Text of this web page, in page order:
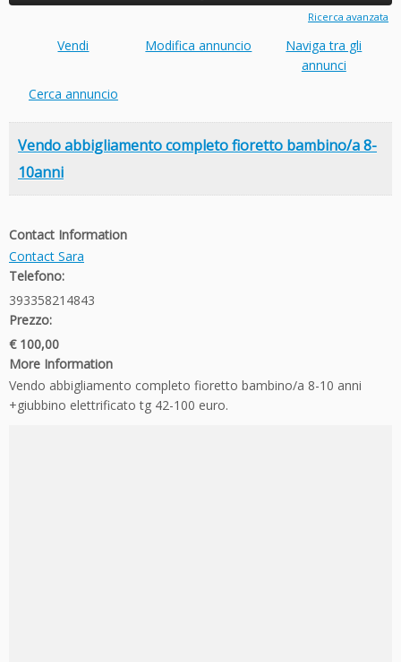
Ricerca avanzata
Vendi Modifica annuncio
Naviga tra gli
annunci
Cerca annuncio
Vendo abbigliamento completo fioretto bambino/a 8-
10anni
Contact Information
Contact Sara
Telefono:
393358214843
Prezzo:
€ 100,00
More Information
Vendo abbigliamento completo fioretto bambino/a 8-10 anni
+giubbino elettrificato tg 42-100 euro.